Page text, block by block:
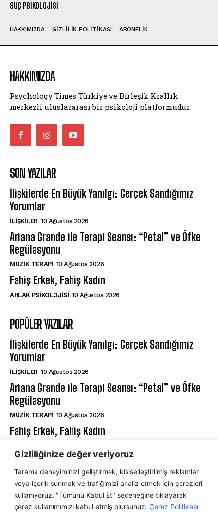
Gizliliğinize değer veriyoruz
Tarama deneyiminizi geliştirmek, kişiselleştirilmiş reklamlar
veya içerik sunmak ve trafiğimizi analiz etmek için çerezleri
kullanıyoruz. "Tümünü Kabul Et" seçeneğine tıklayarak
çerez kullanımımızı kabul etmiş olursunuz. Çerez Politikası
SUÇ PSIKOLOJISI
HAKKIMIZDA GIZLILIK POLITIKASI ABONELIK
HAKKIMIZDA
Psychology Times Türkiye ve Birleşik Krallık
merkezli uluslararası bir psikoloji platformudur.
SON YAZILAR
İlişkilerde En Büyük Yanılgı: Gerçek Sandığımız
Yorumlar
İLIŞKILER 10 Ağustos 2026
Ariana Grande ile Terapi Seansı: “Petal” ve Öfke
Regülasyonu
MÜZIK TERAPI 10 Ağustos 2026
Fahiş Erkek, Fahiş Kadın
AHLAK PSIKOLOJISI 10 Ağustos 2026
POPÜLER YAZILAR
İlişkilerde En Büyük Yanılgı: Gerçek Sandığımız
Yorumlar
İLIŞKILER 10 Ağustos 2026
Ariana Grande ile Terapi Seansı: “Petal” ve Öfke
Regülasyonu
MÜZIK TERAPI 10 Ağustos 2026
Fahiş Erkek, Fahiş Kadın
ABONE OL